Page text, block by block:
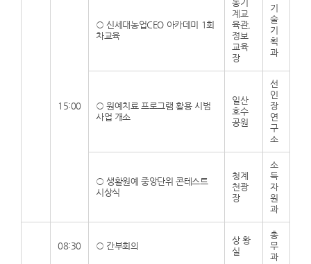
15:00
○신세대농업CEO 아카데미 1회
차교육
농기
계교
육관,
정보
교육
장
기
술
기
획
과
○원예치료 프로그램 활용 시범
사업 개소
일산
호수
공원
선
인
장
연
구
소
○생활원예 중앙단위 콘테스트
시상식
청계
천광
장
소
득
자
원
과
08:30 ○ 간부회의
상 황
실
총
무
과